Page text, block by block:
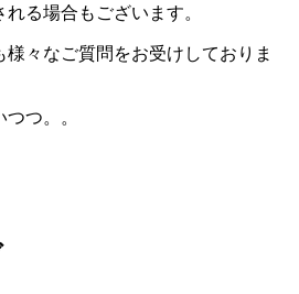
る場合もございます。
々なご質問をお受けしておりま
つ。。